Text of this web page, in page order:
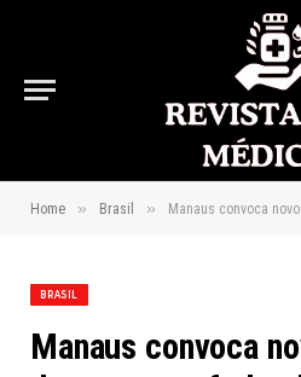
Home » Brasil » Manaus convoca novos médicos do
BRASIL
Manaus convoca